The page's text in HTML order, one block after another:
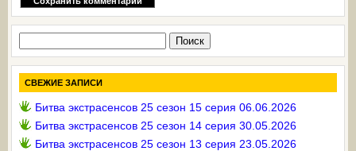
СВЕЖИЕ ЗАПИСИ
Битва экстрасенсов 25 сезон 15 серия 06.06.2026
Битва экстрасенсов 25 сезон 14 серия 30.05.2026
Битва экстрасенсов 25 сезон 13 серия 23.05.2026